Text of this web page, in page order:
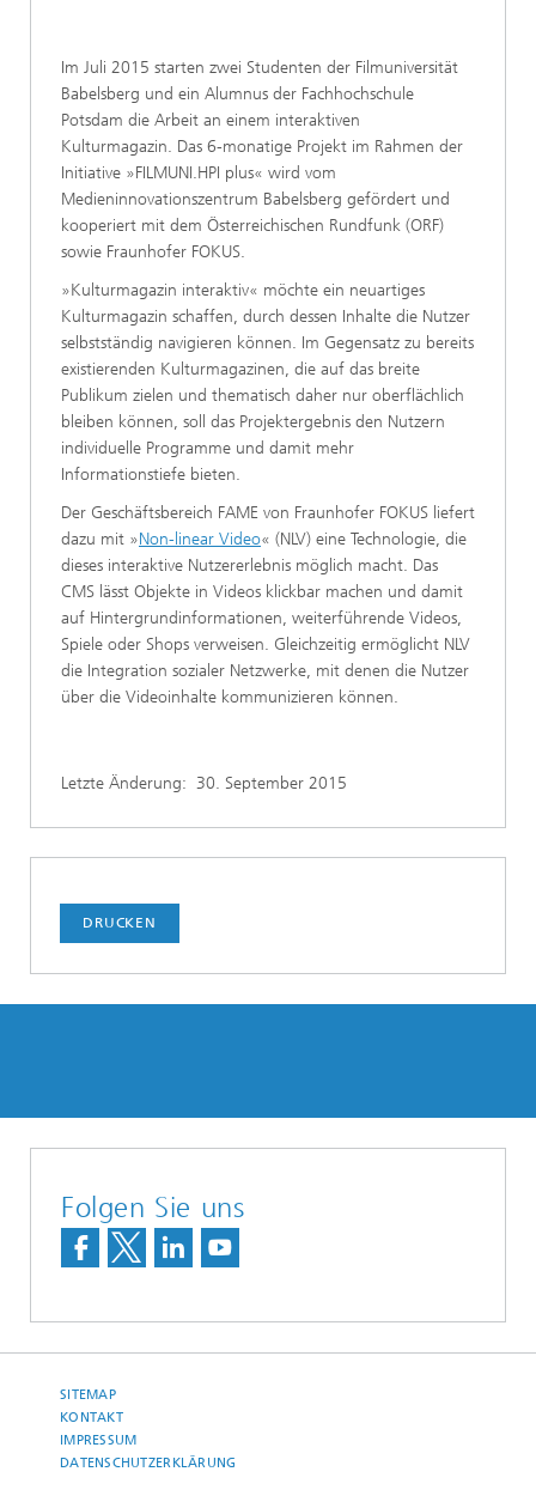
Im Juli 2015 starten zwei Studenten der Filmuniversität
Babelsberg und ein Alumnus der Fachhochschule
Potsdam die Arbeit an einem interaktiven
Kulturmagazin. Das 6-monatige Projekt im Rahmen der
Initiative »FILMUNI.HPI plus« wird vom
Medieninnovationszentrum Babelsberg gefördert und
kooperiert mit dem Österreichischen Rundfunk (ORF)
sowie Fraunhofer FOKUS.
»Kulturmagazin interaktiv« möchte ein neuartiges
Kulturmagazin schaffen, durch dessen Inhalte die Nutzer
selbstständig navigieren können. Im Gegensatz zu bereits
existierenden Kulturmagazinen, die auf das breite
Publikum zielen und thematisch daher nur oberflächlich
bleiben können, soll das Projektergebnis den Nutzern
individuelle Programme und damit mehr
Informationstiefe bieten.
Der Geschäftsbereich FAME von Fraunhofer FOKUS liefert
dazu mit »Non-linear Video« (NLV) eine Technologie, die
dieses interaktive Nutzererlebnis möglich macht. Das
CMS lässt Objekte in Videos klickbar machen und damit
auf Hintergrundinformationen, weiterführende Videos,
Spiele oder Shops verweisen. Gleichzeitig ermöglicht NLV
die Integration sozialer Netzwerke, mit denen die Nutzer
über die Videoinhalte kommunizieren können.
Letzte Änderung: 30. September 2015
DRUCKEN
Folgen Sie uns
SITEMAP
KONTAKT
IMPRESSUM
DATENSCHUTZERKLÄRUNG